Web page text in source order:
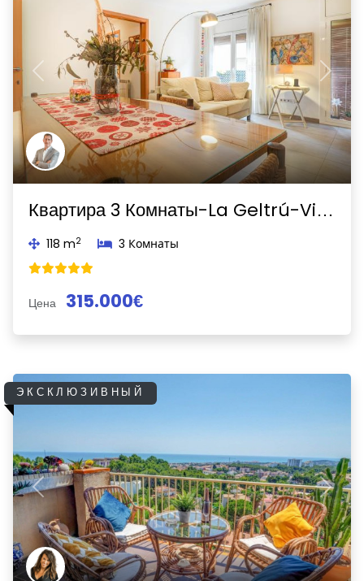
Previous Next
Квартира 3 Комнаты-La Geltrú-Villanueva y Geltrú
118 m2 3 Комнаты
Цена 315.000€
ЭКСКЛЮЗИВНЫЙ
Previous Next